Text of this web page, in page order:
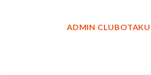
ADMIN CLUBOTAKU